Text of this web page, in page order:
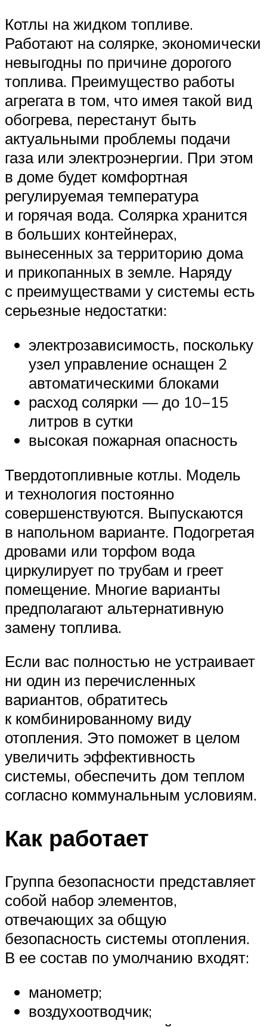
Котлы на жидком топливе.
Работают на солярке, экономически
невыгодны по причине дорогого
топлива. Преимущество работы
агрегата в том, что имея такой вид
обогрева, перестанут быть
актуальными проблемы подачи
газа или электроэнергии. При этом
в доме будет комфортная
регулируемая температура
и горячая вода. Солярка хранится
в больших контейнерах,
вынесенных за территорию дома
и прикопанных в земле. Наряду
с преимуществами у системы есть
серьезные недостатки:
электрозависимость, поскольку
узел управление оснащен 2
автоматическими блоками
расход солярки — до 10−15
литров в сутки
высокая пожарная опасность
Твердотопливные котлы. Модель
и технология постоянно
совершенствуются. Выпускаются
в напольном варианте. Подогретая
дровами или торфом вода
циркулирует по трубам и греет
помещение. Многие варианты
предполагают альтернативную
замену топлива.
Если вас полностью не устраивает
ни один из перечисленных
вариантов, обратитесь
к комбинированному виду
отопления. Это поможет в целом
увеличить эффективность
системы, обеспечить дом теплом
согласно коммунальным условиям.
Как работает
Группа безопасности представляет
собой набор элементов,
отвечающих за общую
безопасность системы отопления.
В ее состав по умолчанию входят:
манометр;
воздухоотводчик;